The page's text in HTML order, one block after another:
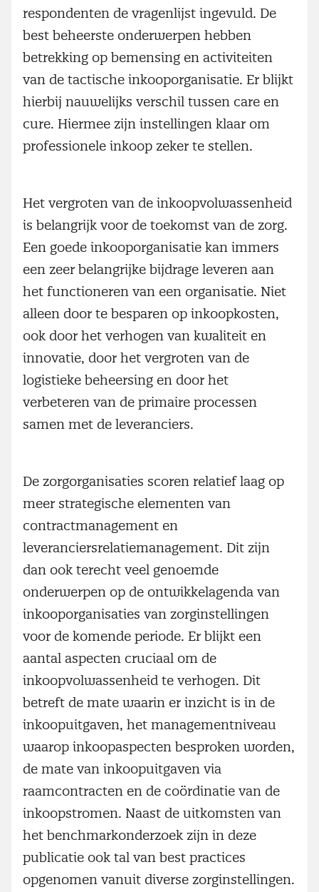
respondenten de vragenlijst ingevuld. De
best beheerste onderwerpen hebben
betrekking op bemensing en activiteiten
van de tactische inkooporganisatie. Er blijkt
hierbij nauwelijks verschil tussen care en
cure. Hiermee zijn instellingen klaar om
professionele inkoop zeker te stellen.
Het vergroten van de inkoopvolwassenheid
is belangrijk voor de toekomst van de zorg.
Een goede inkooporganisatie kan immers
een zeer belangrijke bijdrage leveren aan
het functioneren van een organisatie. Niet
alleen door te besparen op inkoopkosten,
ook door het verhogen van kwaliteit en
innovatie, door het vergroten van de
logistieke beheersing en door het
verbeteren van de primaire processen
samen met de leveranciers.
De zorgorganisaties scoren relatief laag op
meer strategische elementen van
contractmanagement en
leveranciersrelatiemanagement. Dit zijn
dan ook terecht veel genoemde
onderwerpen op de ontwikkelagenda van
inkooporganisaties van zorginstellingen
voor de komende periode. Er blijkt een
aantal aspecten cruciaal om de
inkoopvolwassenheid te verhogen. Dit
betreft de mate waarin er inzicht is in de
inkoopuitgaven, het managementniveau
waarop inkoopaspecten besproken worden,
de mate van inkoopuitgaven via
raamcontracten en de coördinatie van de
inkoopstromen. Naast de uitkomsten van
het benchmarkonderzoek zijn in deze
publicatie ook tal van best practices
opgenomen vanuit diverse zorginstellingen.